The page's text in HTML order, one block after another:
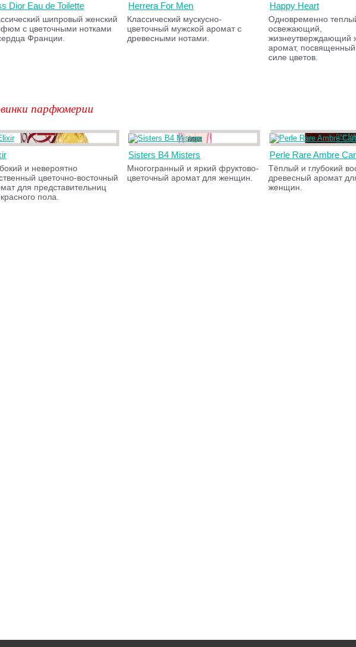
Dior Eau de Toilette
шипровый женский
с цветочными нотками
Франции.
Herrera For Men
Классический мускусно-
цветочный мужской аромат с
древесными нотами.
Happy Heart
Одновременно
освежающий,
жизнеутверждающий
аромат,
силе цветов.
парфюмерии
и невероятно
цветочно-восточный
для представительниц
пола.
Sisters B4 Misters
Многогранный и яркий фруктово-
цветочный аромат для женщин.
Perle Rare Ambre
Тёплый и глубокий
древесный аромат
женщин.